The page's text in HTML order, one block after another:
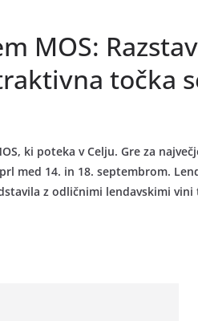
MOS:
točka
ki poteka v Celju. Gre za
med 14. in 18. septembrom.
z odličnimi lendavskimi